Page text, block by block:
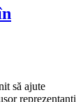
să ajute
reprezentanți